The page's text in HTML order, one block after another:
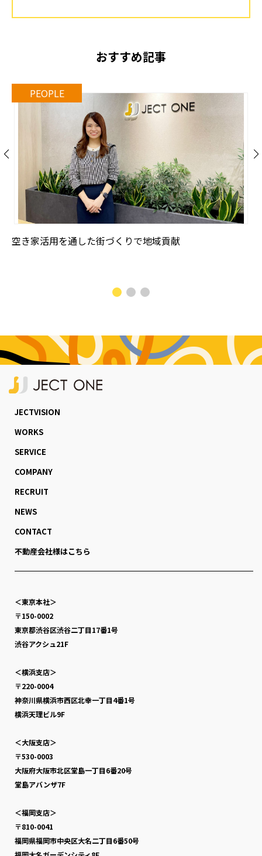
おすすめ記事
空き家活用を通した街づくりで地域貢献
JECTVISION
WORKS
SERVICE
COMPANY
RECRUIT
NEWS
CONTACT
不動産会社様はこちら
＜東京本社＞
〒150-0002
東京都渋谷区渋谷二丁目17番1号
渋谷アクシュ21F
＜横浜支店＞
〒220-0004
神奈川県横浜市西区北幸一丁目4番1号
横浜天理ビル9F
＜大阪支店＞
〒530-0003
大阪府大阪市北区堂島一丁目6番20号
堂島アバンザ7F
＜福岡支店＞
〒810-0041
福岡県福岡市中央区大名二丁目6番50号